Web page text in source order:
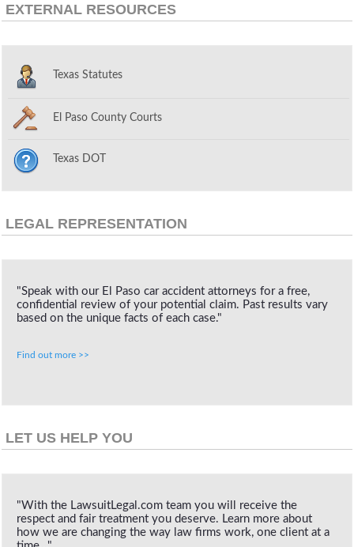
EXTERNAL RESOURCES
Texas Statutes
El Paso County Courts
Texas DOT
LEGAL REPRESENTATION
"Speak with our El Paso car accident attorneys for a free,
confidential review of your potential claim. Past results vary
based on the unique facts of each case."
Find out more >>
LET US HELP YOU
"With the LawsuitLegal.com team you will receive the
respect and fair treatment you deserve. Learn more about
how we are changing the way law firms work, one client at a